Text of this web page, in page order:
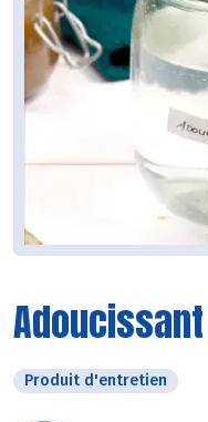
Produit d'entretien